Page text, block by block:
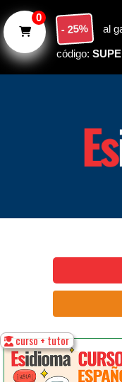
- 25% al
código:
curso + tutor
Este
producto
tiene
0